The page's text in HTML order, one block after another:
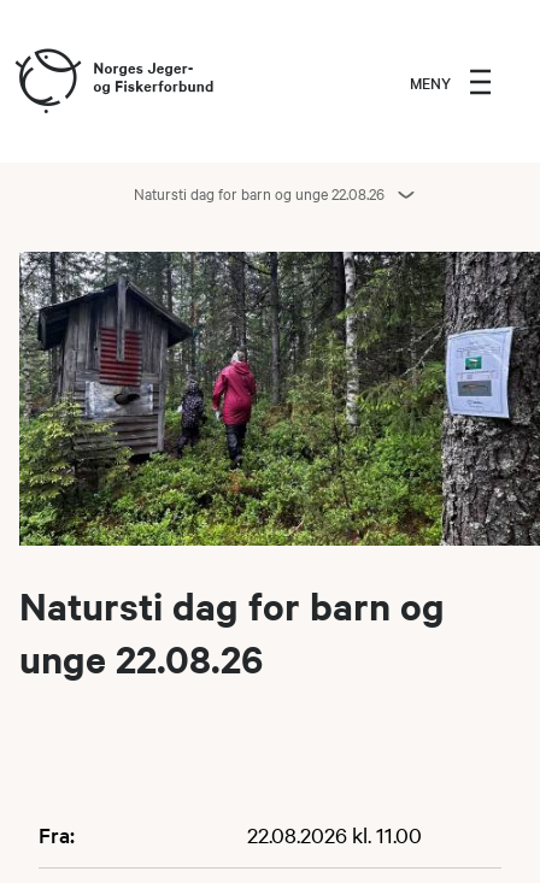
MENY
Natursti dag for barn og unge 22.08.26
Natursti dag for barn og
unge 22.08.26
Fra: 22.08.2026 kl. 11.00